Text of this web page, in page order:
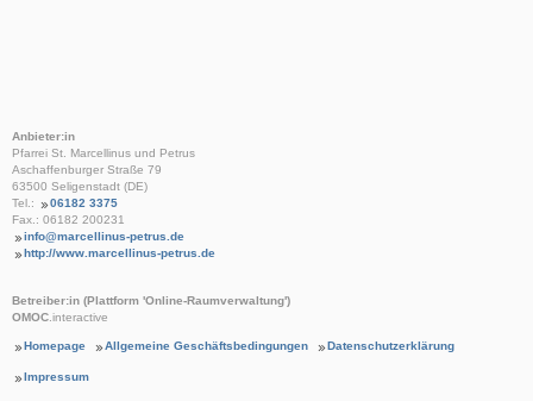
Anbieter:in
Pfarrei St. Marcellinus und Petrus
Aschaffenburger Straße 79
63500 Seligenstadt (DE)
Tel.:
06182 3375
Fax.: 06182 200231
info@marcellinus-petrus.de
http://www.marcellinus-petrus.de
Betreiber:in (Plattform 'Online-Raumverwaltung')
OMOC.interactive
Homepage Allgemeine Geschäftsbedingungen Datenschutzerklärung
Impressum